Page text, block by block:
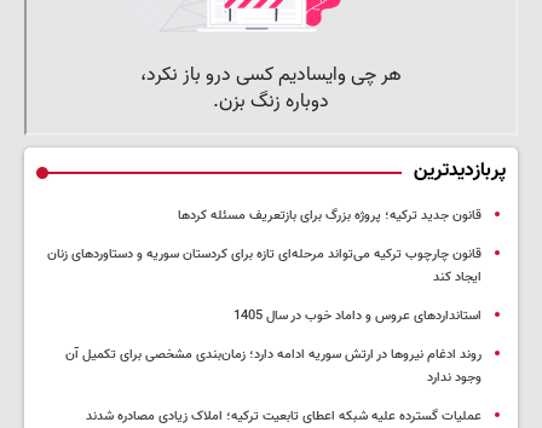
پربازدیدترین
قانون جدید ترکیه؛ پروژه بزرگ‌ برای بازتعریف مسئله کردها
قانون چارچوب ترکیه می‌تواند مرحله‌ای تازه برای کردستان سوریه و دستاوردهای زنان
ایجاد کند
استانداردهای عروس و داماد خوب در سال 1405
روند ادغام نیروها در ارتش سوریه ادامه دارد؛ زمان‌بندی مشخصی برای تکمیل آن
وجود ندارد
عملیات گسترده علیه شبکه اعطای تابعیت ترکیه؛ املاک زیادی مصادره شدند